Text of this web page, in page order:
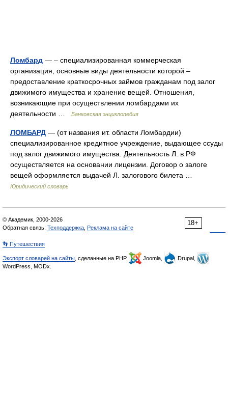
Ломбард — – специализированная коммерческая
организация, основные виды деятельности которой –
предоставление краткосрочных займов гражданам под залог
движимого имущества и хранение вещей. Отношения,
возникающие при осуществлении ломбардами их
деятельности …
Банковская энциклопедия
ЛОМБАРД — (от названия ит. области Ломбардии)
специализированное кредитное учреждение, выдающее ссуды
под залог движимого имущества. Деятельность Л. в РФ
осуществляется на основании лицензии. Договор о залоге
вещей оформляется выдачей Л. залогового билета …
Юридический словарь
18+
© Академик, 2000-2026
Обратная связь: Техподдержка Реклама на сайте
👣 Путешествия
Экспорт словарей на сайты , сделанные на PHP, Joomla,
Drupal,
WordPress, MODx.